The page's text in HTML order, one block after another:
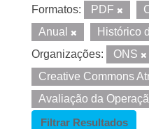
Formatos: PDF
Anual
Histórico
Organizações:
ONS
Creative Commons
Avaliação da
Filtrar Resultados